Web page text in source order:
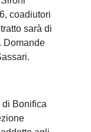
coadiutori
sarà di
Domande
di Bonifica